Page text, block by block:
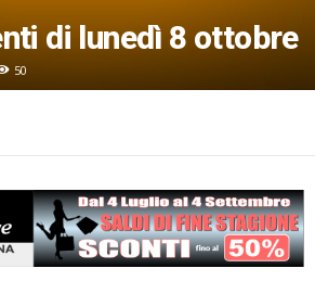
di lunedì 8 ottobre
50